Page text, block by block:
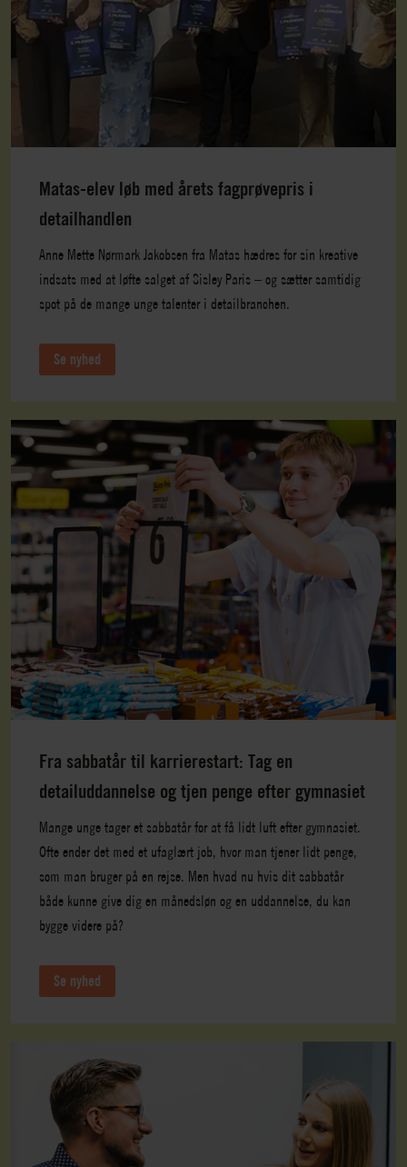
Matas-elev løb med årets fagprøvepris i
detailhandlen
Anne Mette Nørmark Jakobsen fra Matas hædres for sin kreative
indsats med at løfte salget af Sisley Paris – og sætter samtidig
spot på de mange unge talenter i detailbranchen.
Se nyhed
Fra sabbatår til karrierestart: Tag en
detailuddannelse og tjen penge efter gymnasiet
Mange unge tager et sabbatår for at få lidt luft efter gymnasiet.
Ofte ender det med et ufaglært job, hvor man tjener lidt penge,
som man bruger på en rejse. Men hvad nu hvis dit sabbatår
både kunne give dig en månedsløn og en uddannelse, du kan
bygge videre på?
Se nyhed